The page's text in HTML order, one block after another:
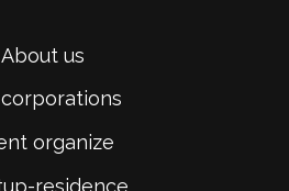
About us
organize
residence